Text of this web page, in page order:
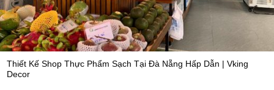
Thiết Kế Shop Thực Phẩm Sạch Tại Đà Nẵng Hấp Dẫn | Vking
Decor